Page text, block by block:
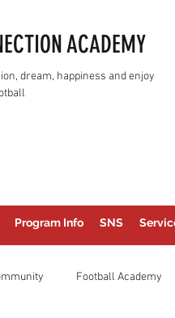
ACADEMY
dream, happiness and enjoy
Program Info SNS
Football Academy